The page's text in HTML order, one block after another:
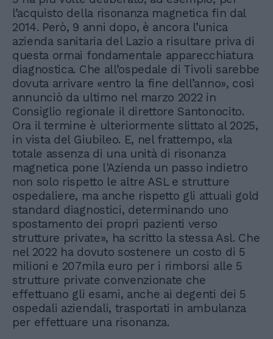
l’acquisto della risonanza magnetica fin dal
2014. Però, 9 anni dopo, è ancora l’unica
azienda sanitaria del Lazio a risultare priva di
questa ormai fondamentale apparecchiatura
diagnostica. Che all’ospedale di Tivoli sarebbe
dovuta arrivare «entro la fine dell’anno», così
annunciò da ultimo nel marzo 2022 in
Consiglio regionale il direttore Santonocito.
Ora il termine è ulteriormente slittato al 2025,
in vista del Giubileo. E, nel frattempo, «la
totale assenza di una unità di risonanza
magnetica pone l'Azienda un passo indietro
non solo rispetto le altre ASL e strutture
ospedaliere, ma anche rispetto gli attuali gold
standard diagnostici, determinando uno
spostamento dei propri pazienti verso
strutture private», ha scritto la stessa Asl. Che
nel 2022 ha dovuto sostenere un costo di 5
milioni e 207mila euro per i rimborsi alle 5
strutture private convenzionate che
effettuano gli esami, anche ai degenti dei 5
ospedali aziendali, trasportati in ambulanza
per effettuare una risonanza.